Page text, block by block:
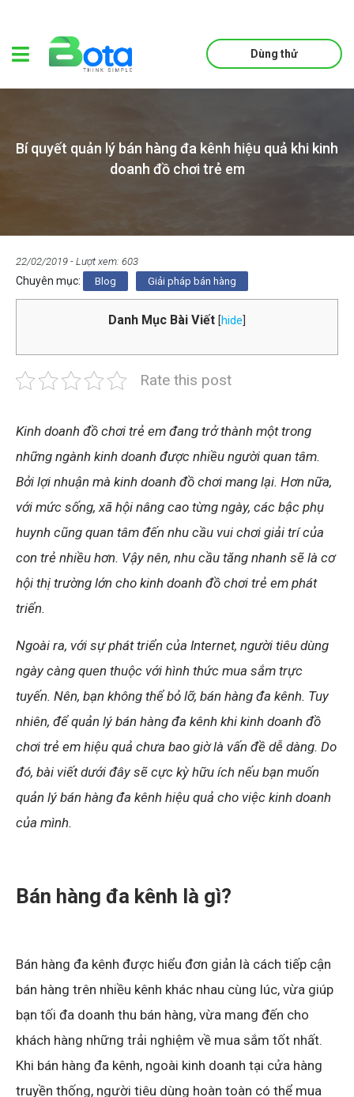
Dùng thử
Bí quyết quản lý bán hàng đa kênh hiệu quả khi kinh
doanh đồ chơi trẻ em
22/02/2019 - Lượt xem: 603
Chuyên mục: Blog Giải pháp bán hàng
Danh Mục Bài Viết [hide
Rate this post
Kinh doanh đồ chơi trẻ em đang trở thành một trong
những ngành kinh doanh được nhiều người quan tâm.
Bởi lợi nhuận mà kinh doanh đồ chơi mang lại. Hơn nữa,
với mức sống, xã hội nâng cao từng ngày, các bậc phụ
huynh cũng quan tâm đến nhu cầu vui chơi giải trí của
con trẻ nhiều hơn. Vậy nên, nhu cầu tăng nhanh sẽ là cơ
hội thị trường lớn cho kinh doanh đồ chơi trẻ em phát
triển.
Ngoài ra, với sự phát triển của Internet, người tiêu dùng
ngày càng quen thuộc với hình thức mua sắm trực
tuyến. Nên, bạn không thể bỏ lỡ, bán hàng đa kênh. Tuy
nhiên, để quản lý bán hàng đa kênh khi kinh doanh đồ
chơi trẻ em hiệu quả chưa bao giờ là vấn đề dễ dàng. Do
đó, bài viết dưới đây sẽ cực kỳ hữu ích nếu bạn muốn
quản lý bán hàng đa kênh hiệu quả cho việc kinh doanh
của mình.
Bán hàng đa kênh là gì?
Bán hàng đa kênh được hiểu đơn giản là cách tiếp cận
bán hàng trên nhiều kênh khác nhau cùng lúc, vừa giúp
bạn tối đa doanh thu bán hàng, vừa mang đến cho
khách hàng những trải nghiệm về mua sắm tốt nhất.
Khi bán hàng đa kênh, ngoài kinh doanh tại cửa hàng
truyền thống, người tiêu dùng hoàn toàn có thể mua